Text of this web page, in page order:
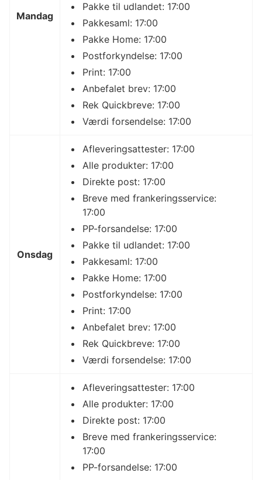
Mandag
Pakke til udlandet: 17:00
Pakkesaml: 17:00
Pakke Home: 17:00
Postforkyndelse: 17:00
Print: 17:00
Anbefalet brev: 17:00
Rek Quickbreve: 17:00
Værdi forsendelse: 17:00
Onsdag
Afleveringsattester: 17:00
Alle produkter: 17:00
Direkte post: 17:00
Breve med frankeringsservice:
17:00
PP-forsandelse: 17:00
Pakke til udlandet: 17:00
Pakkesaml: 17:00
Pakke Home: 17:00
Postforkyndelse: 17:00
Print: 17:00
Anbefalet brev: 17:00
Rek Quickbreve: 17:00
Værdi forsendelse: 17:00
Afleveringsattester: 17:00
Alle produkter: 17:00
Direkte post: 17:00
Breve med frankeringsservice:
17:00
PP-forsandelse: 17:00